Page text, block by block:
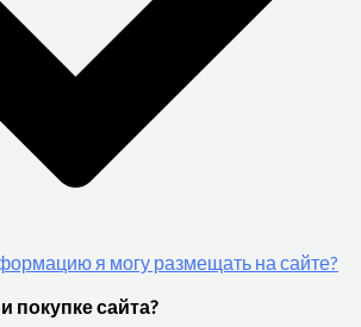
я могу размещать на сайте?
покупке сайта?